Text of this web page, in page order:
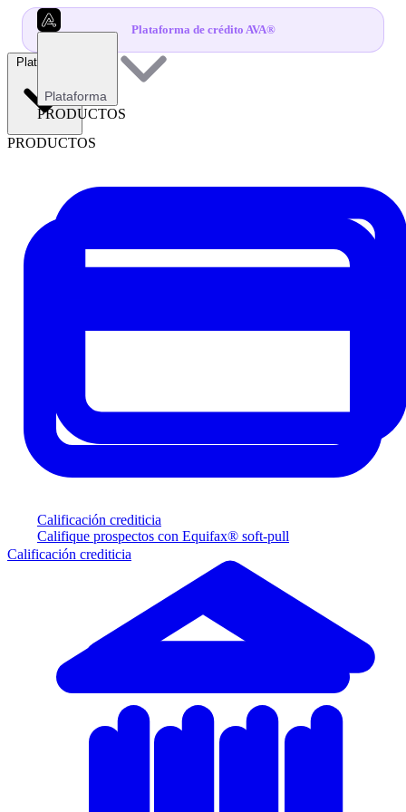
Plataforma de crédito AVA®
Plataforma
PRODUCTOS
Calificación crediticia
Califique prospectos con Equifax® soft-pull
Plataforma
PRODUCTOS
Calificación crediticia